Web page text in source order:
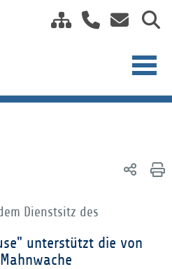
Dienstsitz des
unterstützt die von